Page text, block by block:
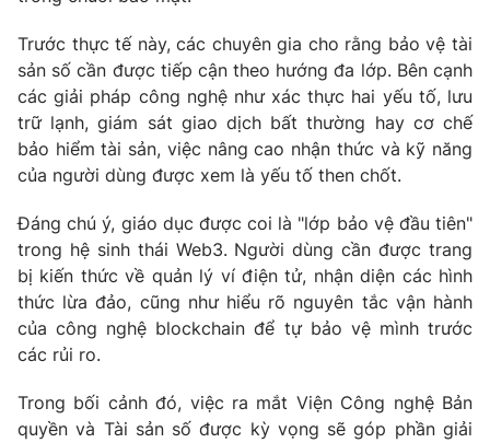
Trước thực tế này, các chuyên gia cho rằng bảo vệ tài
sản số cần được tiếp cận theo hướng đa lớp. Bên cạnh
các giải pháp công nghệ như xác thực hai yếu tố, lưu
trữ lạnh, giám sát giao dịch bất thường hay cơ chế
bảo hiểm tài sản, việc nâng cao nhận thức và kỹ năng
của người dùng được xem là yếu tố then chốt.
Đáng chú ý, giáo dục được coi là "lớp bảo vệ đầu tiên"
trong hệ sinh thái Web3. Người dùng cần được trang
bị kiến thức về quản lý ví điện tử, nhận diện các hình
thức lừa đảo, cũng như hiểu rõ nguyên tắc vận hành
của công nghệ blockchain để tự bảo vệ mình trước
các rủi ro.
Trong bối cảnh đó, việc ra mắt Viện Công nghệ Bản
quyền và Tài sản số được kỳ vọng sẽ góp phần giải